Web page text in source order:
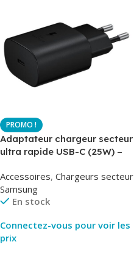
Adaptateur chargeur secteur
ultra rapide USB-C (25W) –
TA800
Accessoires, Chargeurs secteur
Samsung
En stock
Connectez-vous pour voir les
prix